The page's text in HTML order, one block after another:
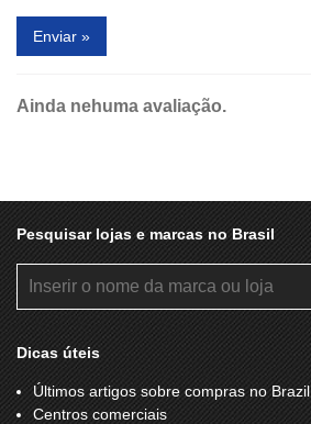
Enviar »
Ainda nehuma avaliação.
Pesquisar lojas e marcas no Brasil
Dicas úteis
Últimos artigos sobre compras no Brazil
Centros comerciais